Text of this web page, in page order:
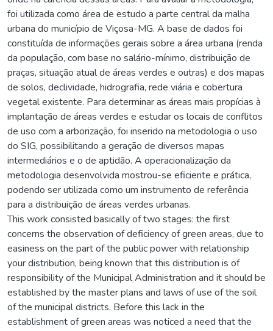
foi utilizada como área de estudo a parte central da malha
urbana do município de Viçosa-MG. A base de dados foi
constituída de informações gerais sobre a área urbana (renda
da população, com base no salário-mínimo, distribuição de
praças, situação atual de áreas verdes e outras) e dos mapas
de solos, declividade, hidrografia, rede viária e cobertura
vegetal existente. Para determinar as áreas mais propícias à
implantação de áreas verdes e estudar os locais de conflitos
de uso com a arborização, foi inserido na metodologia o uso
do SIG, possibilitando a geração de diversos mapas
intermediários e o de aptidão. A operacionalização da
metodologia desenvolvida mostrou-se eficiente e prática,
podendo ser utilizada como um instrumento de referência
para a distribuição de áreas verdes urbanas.
This work consisted basically of two stages: the first
concerns the observation of deficiency of green areas, due to
easiness on the part of the public power with relationship
your distribution, being known that this distribution is of
responsibility of the Municipal Administration and it should be
established by the master plans and laws of use of the soil
of the municipal districts. Before this lack in the
establishment of green areas was noticed a need that the